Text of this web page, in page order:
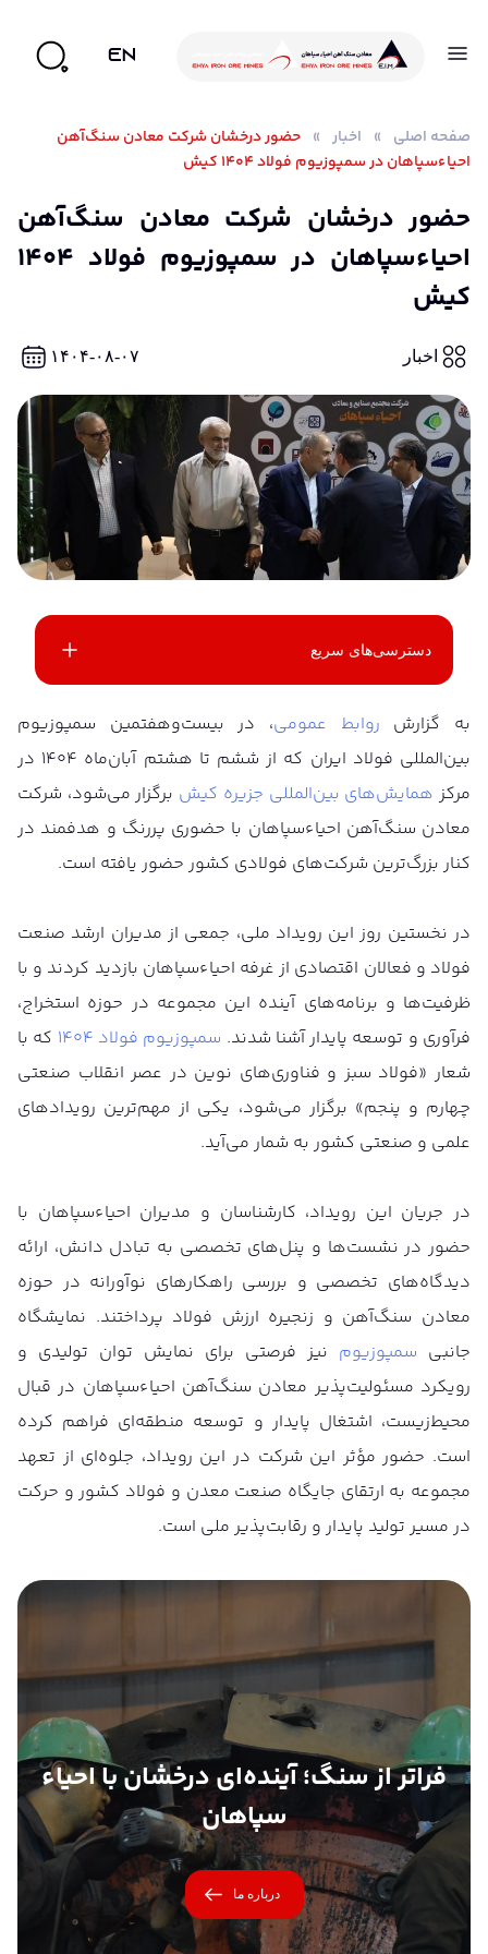
EN
صفحه اصلی » اخبار » حضور درخشان شرکت معادن سنگ‌آهن
احیاء‌سپاهان در سمپوزیوم فولاد ۱۴۰۴ کیش
حضور درخشان شرکت معادن سنگ‌آهن
احیاء‌سپاهان در سمپوزیوم فولاد ۱۴۰۴
کیش
اخبار ۱۴۰۴-۰۸-۰۷
دسترسی‌های سریع
به گزارش روابط عمومی، در بیست‌وهفتمین سمپوزیوم
بین‌المللی فولاد ایران که از ششم تا هشتم آبان‌ماه ۱۴۰۴ در
مرکز همایش‌های بین‌المللی جزیره کیش برگزار می‌شود، شرکت
معادن سنگ‌آهن احیاء‌سپاهان با حضوری پررنگ و هدفمند در
کنار بزرگ‌ترین شرکت‌های فولادی کشور حضور یافته است.
در نخستین روز این رویداد ملی، جمعی از مدیران ارشد صنعت
فولاد و فعالان اقتصادی از غرفه احیاء‌سپاهان بازدید کردند و با
ظرفیت‌ها و برنامه‌های آینده این مجموعه در حوزه استخراج،
فرآوری و توسعه پایدار آشنا شدند. سمپوزیوم فولاد ۱۴۰۴
که با
شعار «فولاد سبز و فناوری‌های نوین در عصر انقلاب صنعتی
چهارم و پنجم» برگزار می‌شود، یکی از مهم‌ترین رویدادهای
علمی و صنعتی کشور به شمار می‌آید.
در جریان این رویداد، کارشناسان و مدیران احیاء‌سپاهان با
حضور در نشست‌ها و پنل‌های تخصصی به تبادل دانش، ارائه
دیدگاه‌های تخصصی و بررسی راهکارهای نوآورانه در حوزه
معادن سنگ‌آهن و زنجیره ارزش فولاد پرداختند. نمایشگاه
جانبی سمپوزیوم نیز فرصتی برای نمایش توان تولیدی و
رویکرد مسئولیت‌پذیر معادن سنگ‌آهن احیاء‌سپاهان در قبال
محیط‌زیست، اشتغال پایدار و توسعه منطقه‌ای فراهم کرده
است. حضور مؤثر این شرکت در این رویداد، جلوه‌ای از تعهد
مجموعه به ارتقای جایگاه صنعت معدن و فولاد کشور و حرکت
در مسیر تولید پایدار و رقابت‌پذیر ملی است.
فراتر از سنگ؛ آینده‌ای درخشان با احیاء
سپاهان
درباره ما